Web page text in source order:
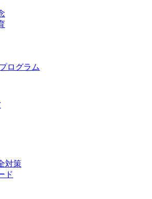
ログラム
対策
ド